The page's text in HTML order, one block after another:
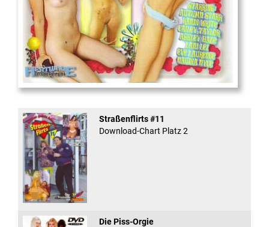
And Confused #8 - ...
Straßenflirts #11
Download-Chart Platz 2
Die Piss-Orgie